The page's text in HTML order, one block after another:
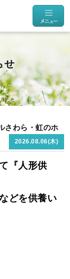
さわら・虹のホ
2026.08.06(木)
『人形供
どを供養い